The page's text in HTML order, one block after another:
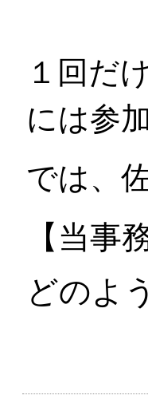
１回だ
には参
では、
【 当事
どのよ